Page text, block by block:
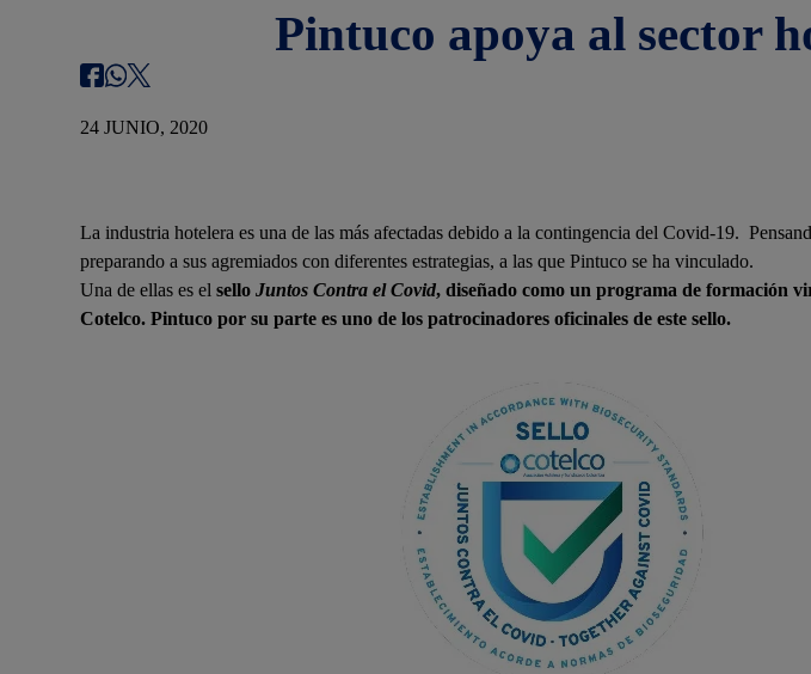
Pintuco apoya al sector
24 JUNIO, 2020
La industria hotelera es una de las más afectadas debido a la contingencia del Covid-19.
preparando a sus agremiados con diferentes estrategias, a las que Pintuco se ha vinculado.
Una de ellas es elselloJuntos Contra el Covid, diseñado como un programa de formación
Cotelco. Pintuco por su parte es uno de los patrocinadores oficinales de este sello.